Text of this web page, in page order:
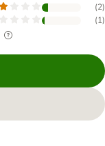
(2)
(1)